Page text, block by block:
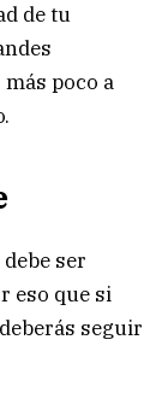
de tu
poco a
ser
eso que si
seguir